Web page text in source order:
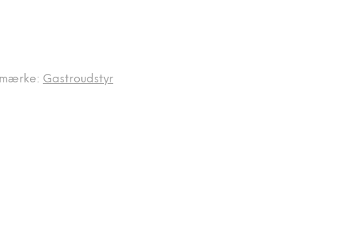
Gastroudstyr